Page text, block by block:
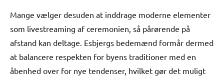
Mange vælger desuden at inddrage moderne elementer
som livestreaming af ceremonien, så pårørende på
afstand kan deltage. Esbjergs bedemænd formår dermed
at balancere respekten for byens traditioner med en
åbenhed over for nye tendenser, hvilket gør det muligt